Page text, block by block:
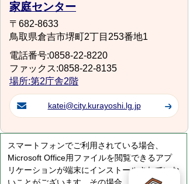
家庭センター
〒682-8633
鳥取県倉吉市堺町2丁目253番地1
電話番号:0858-22-8220
ファックス:0858-22-8135
場所:第2庁舎2階
katei@city.kurayoshi.lg.jp
スマートフォンでご利用されている場合、
Microsoft Office用ファイルを閲覧できるアプ
リケーションが端末にインストールされていな